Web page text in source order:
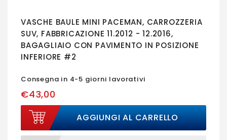
VASCHE BAULE MINI PACEMAN, CARROZZERIA
SUV, FABBRICAZIONE 11.2012 - 12.2016,
BAGAGLIAIO CON PAVIMENTO IN POSIZIONE
INFERIORE #2
Consegna in 4-5 giorni lavorativi
€43,00
AGGIUNGI AL CARRELLO